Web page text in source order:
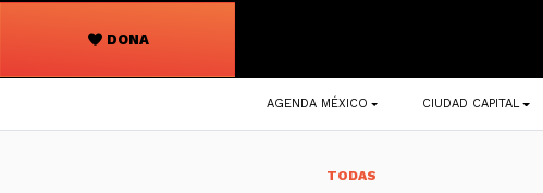
DONA
Navegación
principal
AGENDA MÉXICO CIUDAD CAPITAL
TODAS